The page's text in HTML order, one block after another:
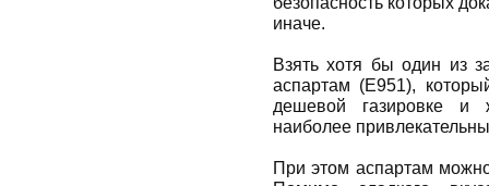
иначе.
Взять хотя бы один из
аспартам (Е951),
дешевой газировке и
наиболее
При этом аспартам